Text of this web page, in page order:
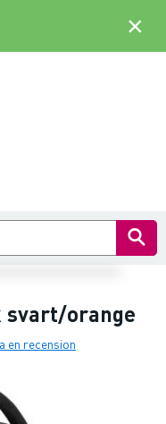
svart/orange
en recension
×